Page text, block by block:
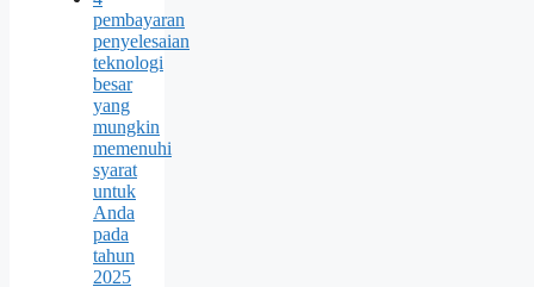
pembayaran
penyelesaian
teknologi
besar
yang
mungkin
memenuhi
syarat
untuk
Anda
pada
tahun
2025